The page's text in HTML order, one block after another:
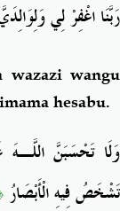
رَبَّنَا اغْفِرْ لِي
wangu
hesabu.
وَلَا تَحْسَبَنَّ اللَّـهَ
تَشْخَصُ فِيهِ الْأَبْصَارُ